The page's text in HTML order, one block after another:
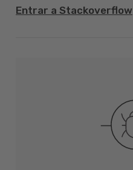
Entrar a Stackoverflow